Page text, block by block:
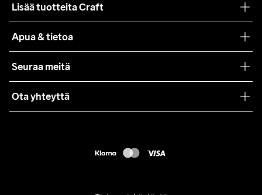
Lisää tuotteita Craft
Yhteistyöt
Lehdistö
Apua & tietoa
Käyttöehdot
Asiakaspalvelu
Seuraa meitä
Ota yhteyttä